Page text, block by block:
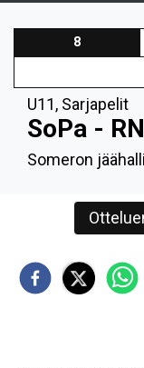
8
U11, Sarjapelit
SoPa -
Someron jäähalli